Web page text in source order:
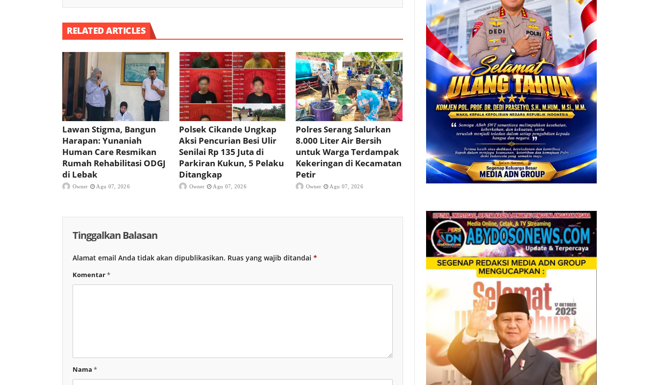
RELATED ARTICLES
Lawan Stigma, Bangun
Harapan: Yunaniah
Human Care Resmikan
Rumah Rehabilitasi ODGJ
di Lebak
Owner Agu 07, 2026
Polsek Cikande Ungkap
Aksi Pencurian Besi Ulir
Senilai Rp 135 Juta di
Parkiran Kukun, 5 Pelaku
Ditangkap
Owner Agu 07, 2026
Polres Serang Salurkan
8.000 Liter Air Bersih
untuk Warga Terdampak
Kekeringan di Kecamatan
Petir
Owner Agu 07, 2026
Tinggalkan Balasan
Alamat email Anda tidak akan dipublikasikan. Ruas yang wajib ditandai *
Komentar*
Nama *